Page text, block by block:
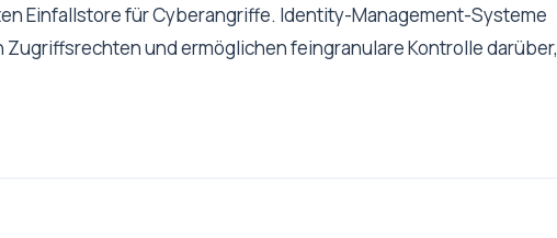
Einfallstore für Cyberangriffe. Identity-Management-Systeme
Zugriffsrechten und ermöglichen feingranulare Kontrolle darüber,